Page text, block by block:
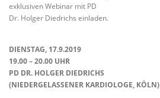
exklusiven Webinar mit PD
Dr. Holger Diedrichs einladen.
DIENSTAG, 17.9.2019
19.00 – 20.00 UHR
PD DR. HOLGER DIEDRICHS
(NIEDERGELASSENER KARDIOLOGE, KÖLN)